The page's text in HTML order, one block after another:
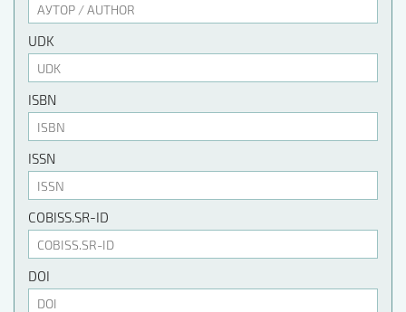
UDK
ISBN
ISSN
COBISS.SR-ID
DOI